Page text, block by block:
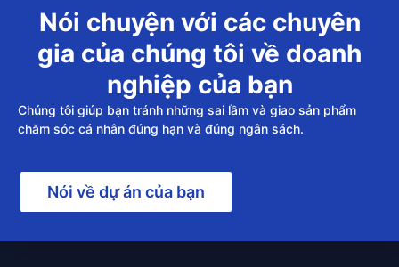
Nói chuyện với các chuyên
gia của chúng tôi về doanh
nghiệp của bạn
Chúng tôi giúp bạn tránh những sai lầm và giao sản phẩm
chăm sóc cá nhân đúng hạn và đúng ngân sách.
Nói về dự án của bạn